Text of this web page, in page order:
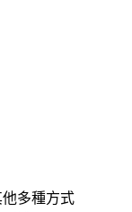
多種方式